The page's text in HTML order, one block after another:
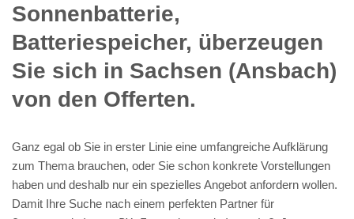
Sonnenbatterie,
Batteriespeicher, überzeugen
Sie sich in Sachsen (Ansbach)
von den Offerten.
Ganz egal ob Sie in erster Linie eine umfangreiche Aufklärung
zum Thema brauchen, oder Sie schon konkrete Vorstellungen
haben und deshalb nur ein spezielles Angebot anfordern wollen.
Damit Ihre Suche nach einem perfekten Partner für